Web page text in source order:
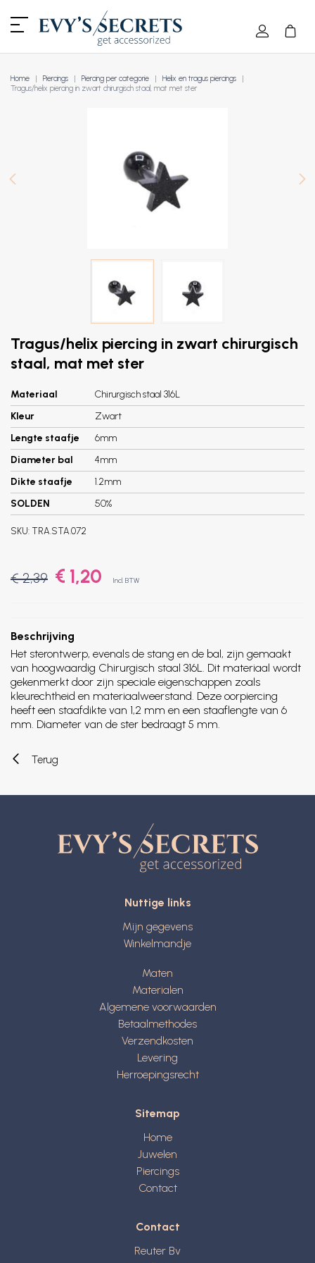
Home Piercings Piercing per categorie
Helix en tragus piercings
Tragus/helix piercing in zwart chirurgisch staal, mat met ster
Tragus/helix piercing in zwart chirurgisch
staal, mat met ster
Materiaal
Chirurgisch staal 316L
Kleur
Zwart
Lengte staafje
6mm
Diameter bal
4mm
Dikte staafje
1.2mm
SOLDEN
50%
SKU: TRA.STA.072
€ 2,39 € 1,20 Incl. BTW
Beschrijving
Het sterontwerp, evenals de stang en de bal, zijn gemaakt
van hoogwaardig Chirurgisch staal 316L. Dit materiaal wordt
gekenmerkt door zijn speciale eigenschappen zoals
kleurechtheid en materiaalweerstand. Deze oorpiercing
heeft een staafdikte van 1,2 mm en een staaflengte van 6
mm. Diameter van de ster bedraagt 5 mm.
Terug
Nuttige links
Mijn gegevens
Winkelmandje
Maten
Materialen
Algemene voorwaarden
Betaalmethodes
Verzendkosten
Levering
Herroepingsrecht
Sitemap
Home
Juwelen
Piercings
Contact
Contact
Reuter Bv